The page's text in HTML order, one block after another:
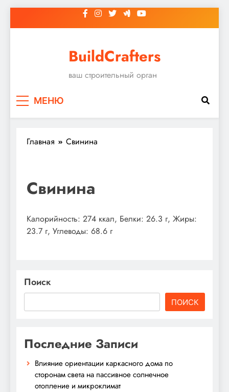
к
BuildCrafters
ваш строительный орган
МЕНЮ
Главная Свинина
Свинина
Калорийность: 274 ккал, Белки: 26.3 г, Жиры:
23.7 г, Углеводы: 68.6 г
Поиск
ПОИСК
Последние Записи
Влияние ориентации каркасного дома по
сторонам света на пассивное солнечное
отопление и микроклимат